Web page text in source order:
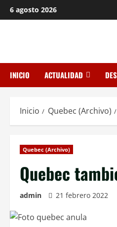
Saltar
al
6 agosto 2026
INICIO ACTUALIDAD
Inicio Quebec (Archivo)
Quebec (Archivo)
Quebec
admin 21 febrero 2022